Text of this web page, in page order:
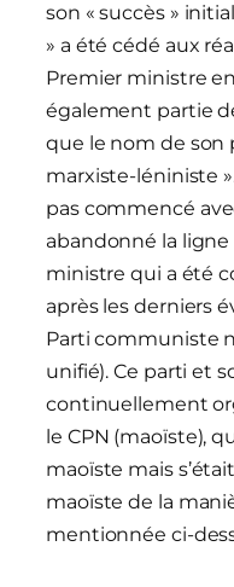
son « succès »
» a été cédé aux
Premier ministre
également partie
que le nom de son
marxiste-léniniste
pas commencé
abandonné la
ministre qui a été
après les derniers
Parti communiste
unifié). Ce parti et
continuellement
le CPN (maoïste),
maoïste mais
maoïste de la
mentionnée ci-